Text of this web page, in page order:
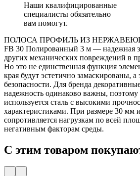
Наши квалифицированные
специалисты обязательно
вам помогут.
ПОЛОСА ПРОФИЛЬ ИЗ
FB 30 Полированный 3 м — надежная
других механических повреждений в
Но это не единственная функция
края будут эстетично замаскированы,
безопасности. Для бренда
надежность одинаково важны, поэтому
используется сталь с высокими
характеристиками. При размере 30 мм
сопротивляется нагрузкам по всей
негативным факторам среды.
С этим товаром